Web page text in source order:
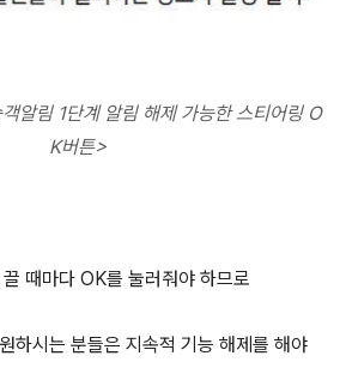
알림 1단계 알림 해제 가능한 스티어링 O
K버튼>
때마다 OK를 눌러줘야 하므로
하시는 분들은 지속적 기능 해제를 해야